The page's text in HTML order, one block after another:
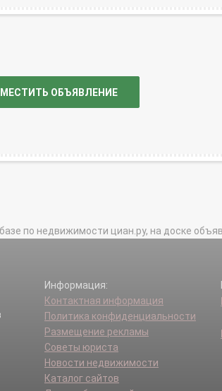
ОБЪЯВЛЕНИЕ
по недвижимости циан.ру, на доске
Информация:
Контактная информация
Политика конфиденциальности
Размещение рекламы
Советы юриста
Новости недвижимости
Каталог сайтов